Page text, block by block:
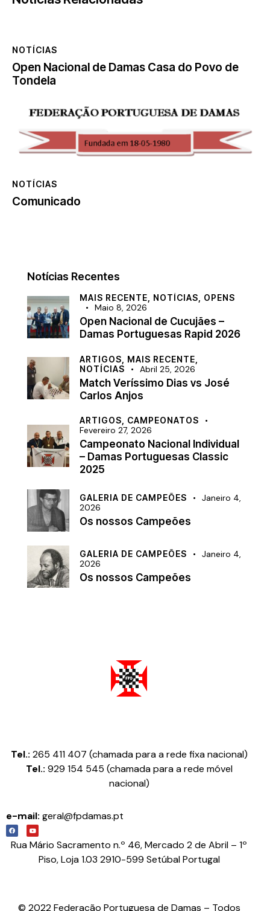
NOTÍCIAS
Open Nacional de Damas Casa do Povo de
Tondela
NOTÍCIAS
Comunicado
Notícias Recentes
MAIS RECENTE, NOTÍCIAS, OPENS
Maio 8, 2026
Open Nacional de Cucujães –
Damas Portuguesas Rapid 2026
ARTIGOS, MAIS RECENTE,
NOTÍCIAS
Abril 25, 2026
Match Veríssimo Dias vs José
Carlos Anjos
ARTIGOS, CAMPEONATOS
Fevereiro 27, 2026
Campeonato Nacional Individual
– Damas Portuguesas Classic
2025
GALERIA DE CAMPEÕES
Janeiro 4,
2026
Os nossos Campeões
GALERIA DE CAMPEÕES
Janeiro 4,
2026
Os nossos Campeões
Tel.: 265 411 407 (chamada para a rede fixa nacional)
Tel.: 929 154 545 (chamada para a rede móvel
nacional)
e-mail: geral@fpdamas.pt
Rua Mário Sacramento n.º 46, Mercado 2 de Abril – 1º
Piso, Loja 1.03 2910-599 Setúbal Portugal
© 2022 Federação Portuguesa de Damas – Todos